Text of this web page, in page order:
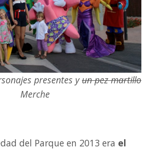
presentes yun pez martillo
Merche
del Parque en 2013 era el